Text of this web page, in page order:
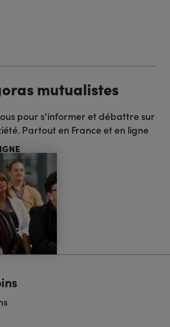
mutualistes
pour s’informer et débattre sur
Partout en France et en ligne